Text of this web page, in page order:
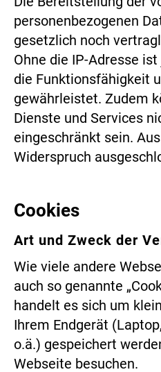
personenbezogenen
gesetzlich noch
Ohne die IP-Adresse
die Funktionsfähigkeit
gewährleistet. Zudem
Dienste und Services
eingeschränkt sein.
Widerspruch
Cookies
Art und Zweck der
Wie viele andere
auch so genannte
handelt es sich um
Ihrem Endgerät
o.ä.) gespeichert
Webseite besuchen.